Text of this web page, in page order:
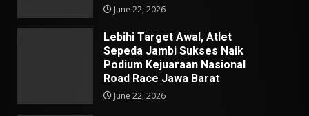
June 22, 2026
Lebihi Target Awal, Atlet
Sepeda Jambi Sukses Naik
Podium Kejuaraan Nasional
Road Race Jawa Barat
June 22, 2026